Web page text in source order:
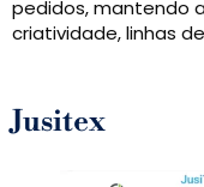
pedidos, mantendo
criatividade, linhas
Jusitex